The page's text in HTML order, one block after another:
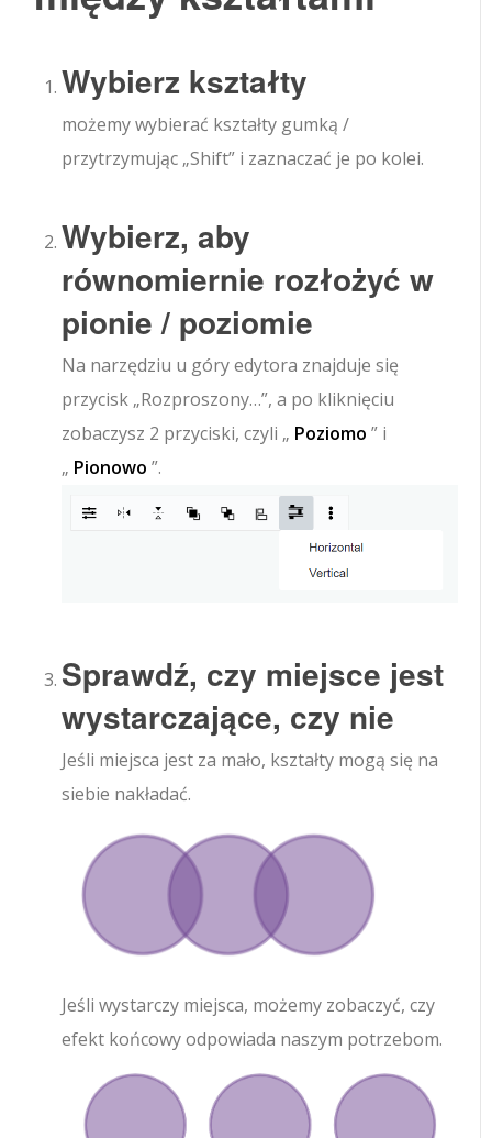
Wybierz kształty
możemy wybierać kształty gumką /
przytrzymując „Shift” i zaznaczać je po kolei.
Wybierz, aby
równomiernie rozłożyć w
pionie / poziomie
Na narzędziu u góry edytora znajduje się
przycisk „Rozproszony…”, a po kliknięciu
zobaczysz 2 przyciski, czyli „ Poziomo ” i
„ Pionowo ”.
Sprawdź, czy miejsce jest
wystarczające, czy nie
Jeśli miejsca jest za mało, kształty mogą się na
siebie nakładać.
Jeśli wystarczy miejsca, możemy zobaczyć, czy
efekt końcowy odpowiada naszym potrzebom.